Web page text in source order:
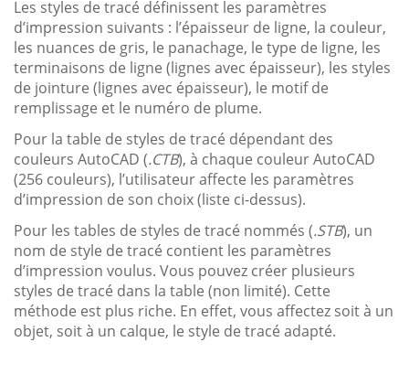
Les styles de tracé définissent les paramètres
d’impression suivants : l’épaisseur de ligne, la couleur,
les nuances de gris, le panachage, le type de ligne, les
terminaisons de ligne (lignes avec épaisseur), les styles
de jointure (lignes avec épaisseur), le motif de
remplissage et le numéro de plume.
Pour la table de styles de tracé dépendant des
couleurs AutoCAD (.CTB), à chaque couleur AutoCAD
(256 couleurs), l’utilisateur affecte les paramètres
d’impression de son choix (liste ci-dessus).
Pour les tables de styles de tracé nommés (.STB), un
nom de style de tracé contient les paramètres
d’impression voulus. Vous pouvez créer plusieurs
styles de tracé dans la table (non limité). Cette
méthode est plus riche. En effet, vous affectez soit à un
objet, soit à un calque, le style de tracé adapté.